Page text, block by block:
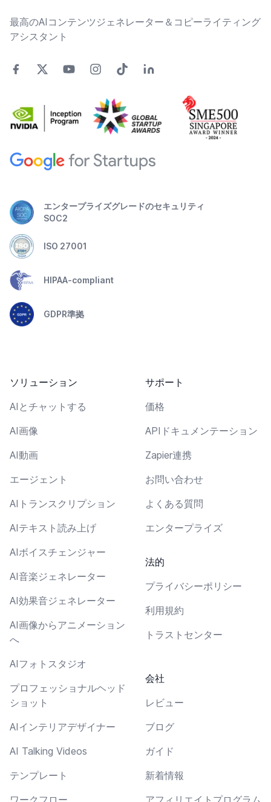
最高のAIコンテンツジェネレーター＆コピーライティング
アシスタント
エンタープライズグレードのセキュリティ
SOC2
ISO 27001
HIPAA-compliant
GDPR準拠
ソリューション
AIとチャットする
AI画像
AI動画
エージェント
AIトランスクリプション
AIテキスト読み上げ
AIボイスチェンジャー
AI音楽ジェネレーター
AI効果音ジェネレーター
AI画像からアニメーション
へ
AIフォトスタジオ
プロフェッショナルヘッド
ショット
AIインテリアデザイナー
AI Talking Videos
テンプレート
ワークフロー
サポート
価格
APIドキュメンテーション
Zapier連携
お問い合わせ
よくある質問
エンタープライズ
法的
プライバシーポリシー
利用規約
トラストセンター
会社
レビュー
ブログ
ガイド
新着情報
アフィリエイトプログラム